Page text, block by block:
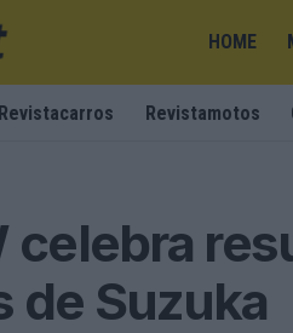
HOME
Revistacarros Revistamotos
celebra
de Suzuka